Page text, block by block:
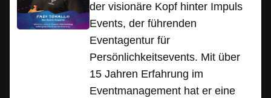
der visionäre Kopf hinter Impuls
Events, der führenden
Eventagentur für
Persönlichkeitsevents. Mit über
15 Jahren Erfahrung im
Eventmanagement hat er eine